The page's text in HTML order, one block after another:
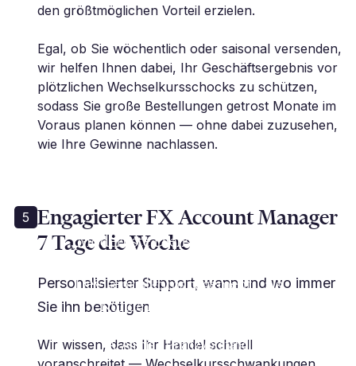
den größtmöglichen Vorteil erzielen.
Egal, ob Sie wöchentlich oder saisonal versenden,
wir helfen Ihnen dabei, Ihr Geschäftsergebnis vor
plötzlichen Wechselkursschocks zu schützen,
sodass Sie große Bestellungen getrost Monate im
Voraus planen können — ohne dabei zuzusehen,
wie Ihre Gewinne nachlassen.
„Modernste Dienstleistungen im
Devisenrisikomanagement... als
Kunde kann ich das nur
A. Anthis | Finanzvorstand
5 Engagierter FX Account Manager
7 Tage die Woche
Personalisierter Support, wann und wo immer
Sie ihn benötigen
Wir wissen, dass Ihr Handel schnell